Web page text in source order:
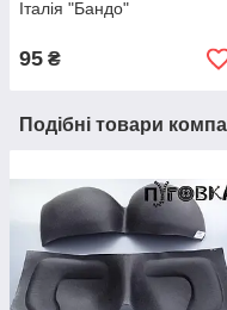
Італія "Бандо"
95 ₴
Подібні товари